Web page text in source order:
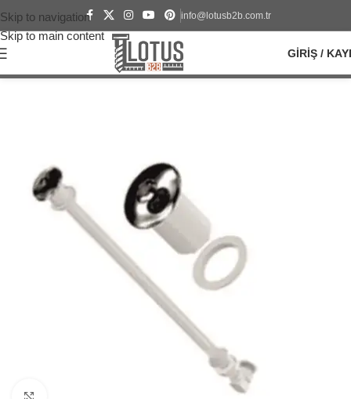
Skip to navigation
Skip to main content
info@lotusb2b.com.tr
GIRIŞ /